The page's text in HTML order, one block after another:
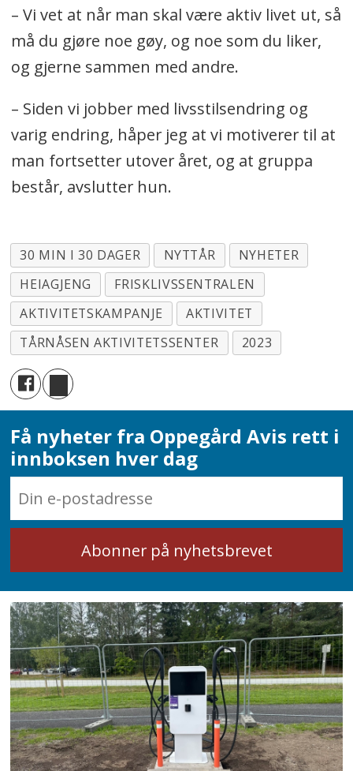
– Vi vet at når man skal være aktiv livet ut, så
må du gjøre noe gøy, og noe som du liker,
og gjerne sammen med andre.
– Siden vi jobber med livsstilsendring og
varig endring, håper jeg at vi motiverer til at
man fortsetter utover året, og at gruppa
består, avslutter hun.
30 MIN I 30 DAGER NYTTÅR
NYHETER
HEIAGJENG
FRISKLIVSSENTRALEN
AKTIVITETSKAMPANJE
AKTIVITET
TÅRNÅSEN AKTIVITETSSENTER
2023
Få nyheter fra Oppegård Avis rett i
innboksen hver dag